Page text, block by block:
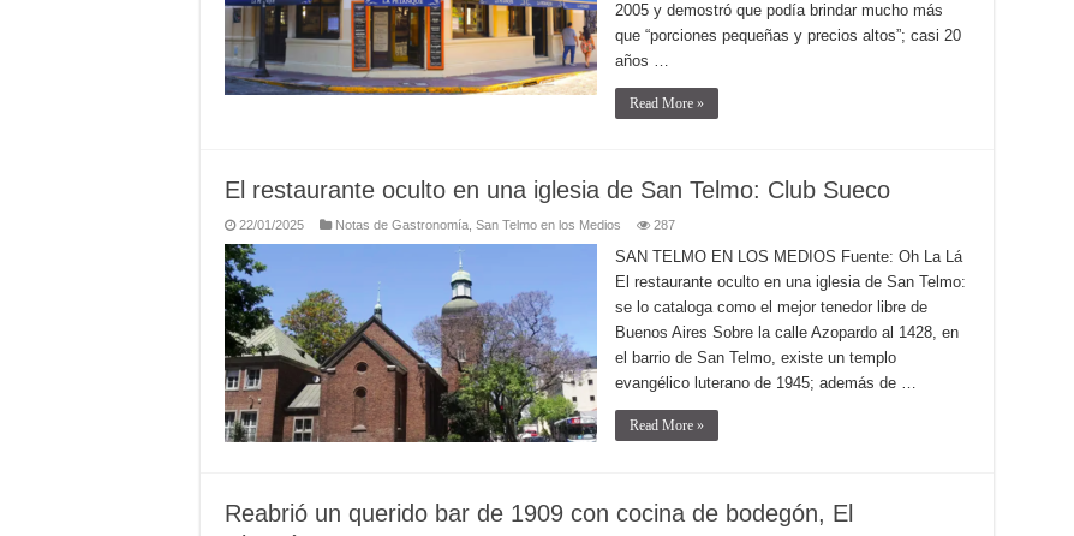
2005 y demostró que podía brindar mucho más
que “porciones pequeñas y precios altos”; casi 20
años …
Read More »
El restaurante oculto en una iglesia de San Telmo: Club Sueco
22/01/2025 Notas de Gastronomía San Telmo en los Medios 287
SAN TELMO EN LOS MEDIOS Fuente: Oh La Lá
El restaurante oculto en una iglesia de San Telmo:
se lo cataloga como el mejor tenedor libre de
Buenos Aires Sobre la calle Azopardo al 1428, en
el barrio de San Telmo, existe un templo
evangélico luterano de 1945; además de …
Read More »
Reabrió un querido bar de 1909 con cocina de bodegón, El